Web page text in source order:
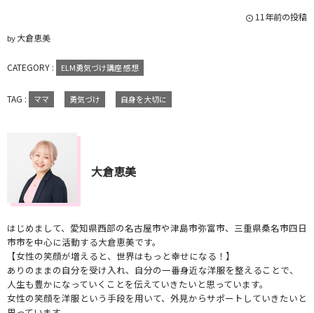
11年前の投稿
by大倉恵美
CATEGORY : ELM勇気づけ講座 感想
TAG : ママ 勇気づけ 自身を大切に
大倉恵美
はじめまして、愛知県西部の名古屋市や津島市弥富市、三重県桑名市四日
市市を中心に活動する大倉恵美です。
【女性の笑顔が増えると、世界はもっと幸せになる！】
ありのままの自分を受け入れ、自分の一番身近な洋服を整えることで、
人生も豊かになっていくことを伝えていきたいと思っています。
女性の笑顔を洋服という手段を用いて、外見からサポートしていきたいと